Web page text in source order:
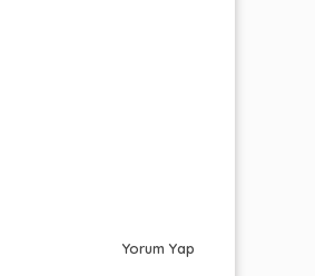
Yorum Yap